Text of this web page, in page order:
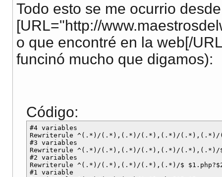
Todo esto se me ocurrio
[URL="http://
o que encontré en la web[/
funcinó mucho que digamos):
Código:
#4 variables
Rewriterule ^(.*)/(.*),(.*)/(.*),(.*)/(.*),(.*)/
#3 variables
Rewriterule ^(.*)/(.*),(.*)/(.*),(.*)/(.*),(.*)/$
#2 variables
Rewriterule ^(.*)/(.*),(.*)/(.*),(.*)/$
#1 variable